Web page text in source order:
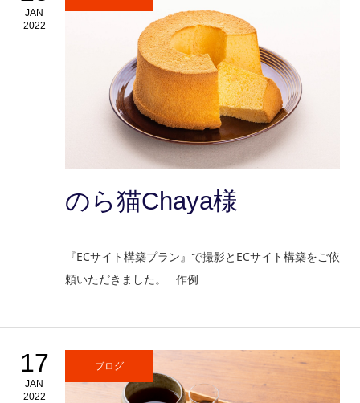
JAN
2022
のら猫Chaya様
『ECサイト構築プラン』で撮影とECサイト構築をご依
頼いただきました。 作例
17
JAN
2022
ブログ